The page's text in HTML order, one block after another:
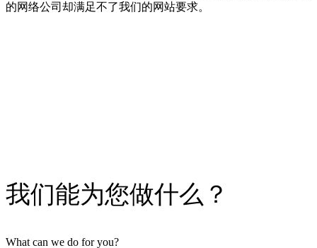
的网络公司却满足不了我们的网站要求。
我们能为您做什么？
What can we do for you?